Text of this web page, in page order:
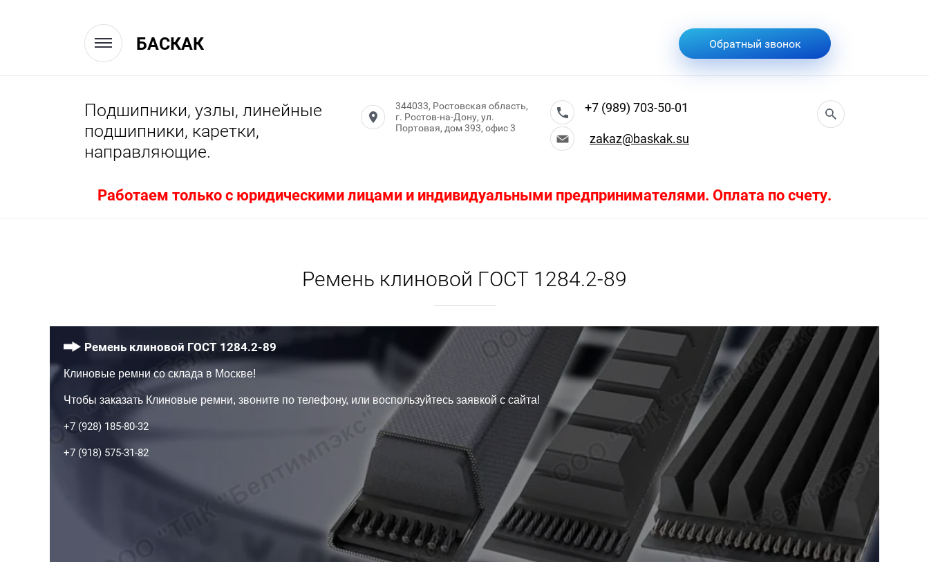
БАСКАК Обратный звонок
Подшипники, узлы, линейные
подшипники, каретки,
направляющие.
344033, Ростовская область,
г. Ростов-на-Дону, ул.
Портовая, дом 393, офис 3
+7 (989) 703-50-01
zakaz@baskak.su
Работаем только с юридическими лицами и индивидуальными предпринимателями. Оплата по счету.
Ремень клиновой ГОСТ 1284.2-89
Ремень клиновой ГОСТ 1284.2-89
Клиновые ремни со склада в Москве!
Чтобы заказать Клиновые ремни, звоните по телефону, или воспользуйтесь заявкой с сайта!
+7 (928) 185-80-32
+7 (918) 575-31-82